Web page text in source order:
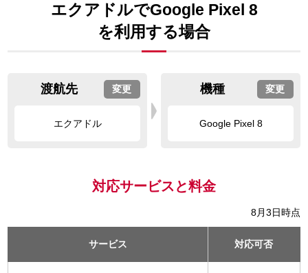
エクアドルでGoogle Pixel 8
を利用する場合
渡航先 変更
エクアドル
機種 変更
Google Pixel 8
対応サービスと料金
8月3日時点
サービス 対応可否